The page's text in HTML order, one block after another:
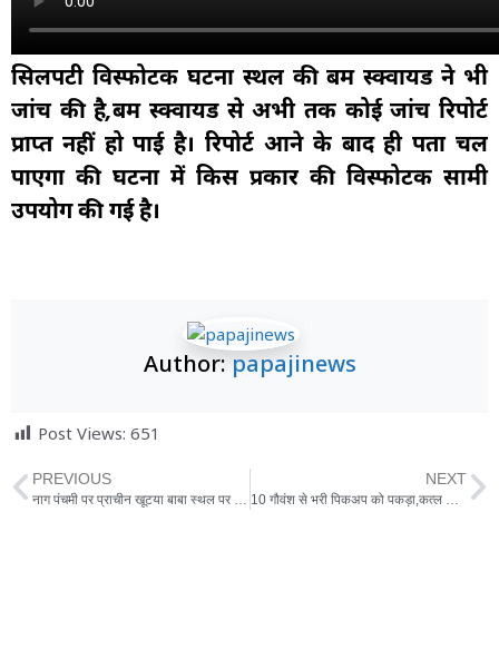
सिलपटी विस्फोटक घटना स्थल की बम स्क्वायड ने भी
जांच की है,बम स्क्वायड से अभी तक कोई जांच रिपोर्ट
प्राप्त नहीं हो पाई है। रिपोर्ट आने के बाद ही पता चल
पाएगा की घटना में किस प्रकार की विस्फोटक सामग्री
उपयोग की गई है।
Author:papajinews
Post Views: 651
PREVIOUS
नाग पंचमी पर प्राचीन खूटया बाबा स्थल पर किया गया पूजन अर्चन
NEXT
10 गौवंश से भरी पिकअप को पकड़ा,कत्ल खाने महाराष्ट्र ले जाने से रोक,की कार्यवाही